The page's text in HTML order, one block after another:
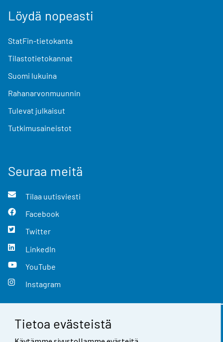
Tietoa evästeistä
Löydä nopeasti
StatFin-tietokanta
Tilastotietokannat
Suomi lukuina
Rahanarvonmuunnin
Tulevat julkaisut
Tutkimusaineistot
Seuraa meitä
Tilaa uutisviesti
Facebook
Twitter
LinkedIn
YouTube
Instagram
Yhteystiedot